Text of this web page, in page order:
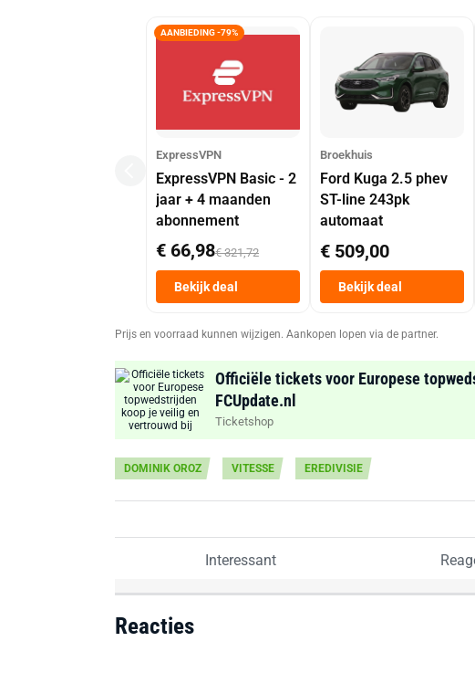
AANBIEDING -79%
ExpressVPN
ExpressVPN Basic - 2
jaar + 4 maanden
abonnement
€ 66,98€ 321,72
Bekijk deal
Broekhuis
Ford Kuga 2.5 phev
ST-line 243pk
automaat
€ 509,00
Bekijk deal
Prijs en voorraad kunnen wijzigen. Aankopen lopen via de partner.
Officiële tickets voor Europese
FCUpdate.nl
Ticketshop
DOMINIK OROZ VITESSE EREDIVISIE
Interessant
Reacties